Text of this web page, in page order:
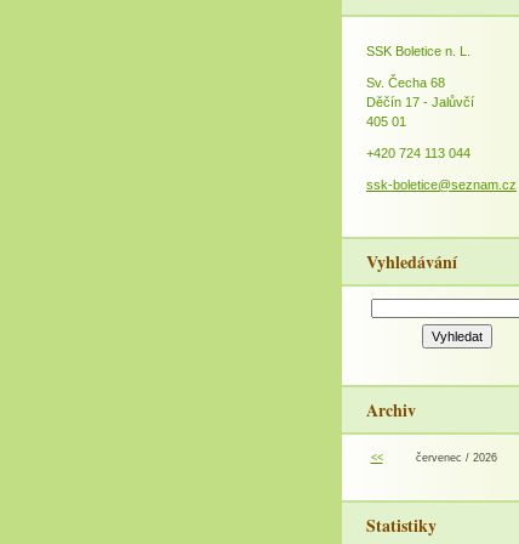
SSK Boletice n. L.
Sv. Čecha 68
Děčín 17 - Jalůvčí
405 01
+420 724 113 044
ssk-boletice@seznam.cz
Vyhledávání
Archiv
<< červenec / 2026
Statistiky